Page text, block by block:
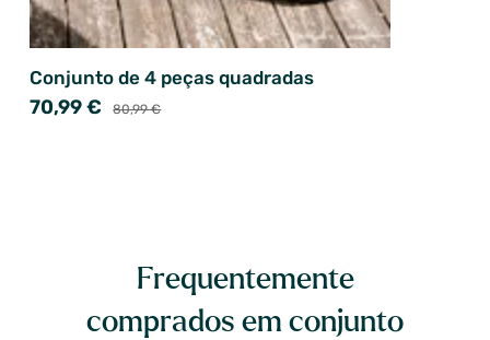
Conjunto de 4 peças quadradas
70,99 € 80,99 €
Frequentemente
comprados em conjunto